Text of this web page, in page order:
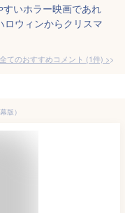
いホラー映画であれ
ロウィンからクリスマ
全てのおすすめコメント (1件) >
版）